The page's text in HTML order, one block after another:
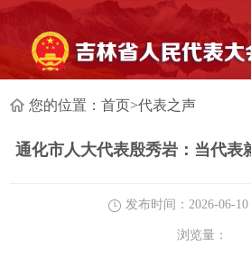
您的位置：首页>代表之声
通化市人大代表殷秀岩：当代表
发布时间：2026-06-10
浏览量：